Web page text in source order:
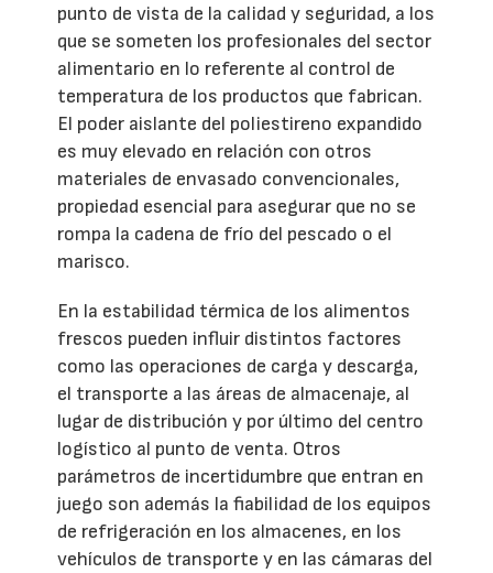
punto de vista de la calidad y seguridad, a los
que se someten los profesionales del sector
alimentario en lo referente al control de
temperatura de los productos que fabrican.
El poder aislante del poliestireno expandido
es muy elevado en relación con otros
materiales de envasado convencionales,
propiedad esencial para asegurar que no se
rompa la cadena de frío del pescado o el
marisco.
En la estabilidad térmica de los alimentos
frescos pueden influir distintos factores
como las operaciones de carga y descarga,
el transporte a las áreas de almacenaje, al
lugar de distribución y por último del centro
logístico al punto de venta. Otros
parámetros de incertidumbre que entran en
juego son además la fiabilidad de los equipos
de refrigeración en los almacenes, en los
vehículos de transporte y en las cámaras del